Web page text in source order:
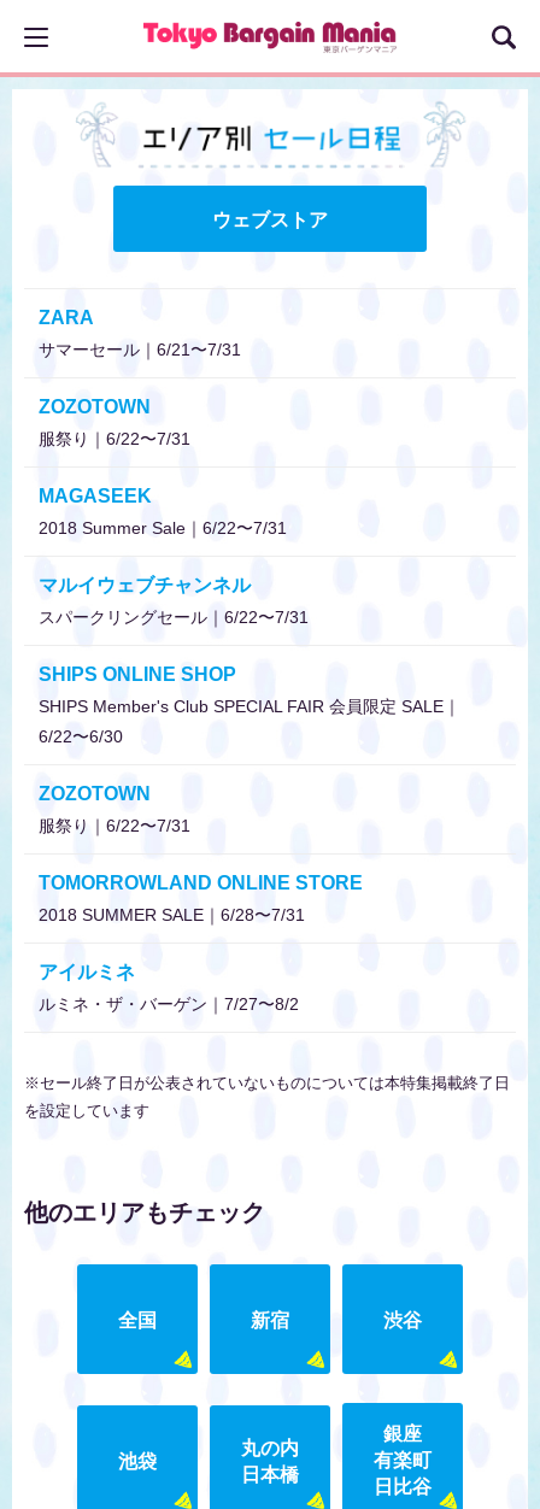
ウェブストア
ZARA
サマーセール｜6/21〜7/31
ZOZOTOWN
服祭り｜6/22〜7/31
MAGASEEK
2018 Summer Sale｜6/22〜7/31
マルイウェブチャンネル
スパークリングセール｜6/22〜7/31
SHIPS ONLINE SHOP
SHIPS Member's Club SPECIAL FAIR 会員限定 SALE｜
6/22〜6/30
ZOZOTOWN
服祭り｜6/22〜7/31
TOMORROWLAND ONLINE STORE
2018 SUMMER SALE｜6/28〜7/31
アイルミネ
ルミネ・ザ・バーゲン｜7/27〜8/2
※セール終了日が公表されていないものについては本特集掲載終了日
を設定しています
他のエリアもチェック
全国 新宿 渋谷
池袋
丸の内
日本橋
銀座
有楽町
日比谷